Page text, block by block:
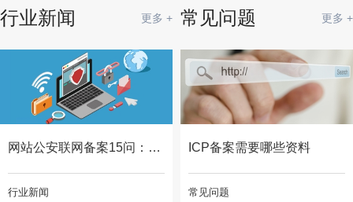
更多 +
行业新闻
网站公安联网备案15问：与ICP备案的区别及常见问题汇总。
行业新闻
更多 +
常见问题
ICP备案需要哪些资料
常见问题